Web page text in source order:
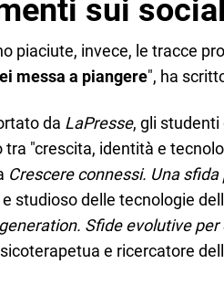
sui social
piaciute, invece, le tracce
messa a piangere", ha
da LaPresse, gli
tra "crescita, identità e
Crescere connessi. Una
studioso delle tecnologie
Sfide evolutive
e ricercatore